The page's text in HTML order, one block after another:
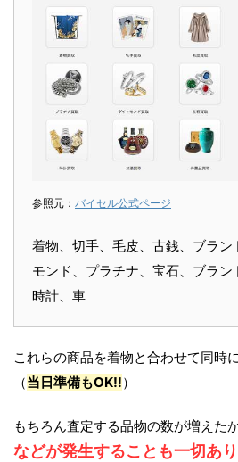
参照元： バイセル公式ページ
着物、切手、毛皮、古銭、ブラン
モンド、プラチナ、宝石、ブラン
時計、車
これらの商品を着物と合わせて同時
（当日準備もOK!!）
もちろん査定する品物の数が増えた
などが発生することも一切あ